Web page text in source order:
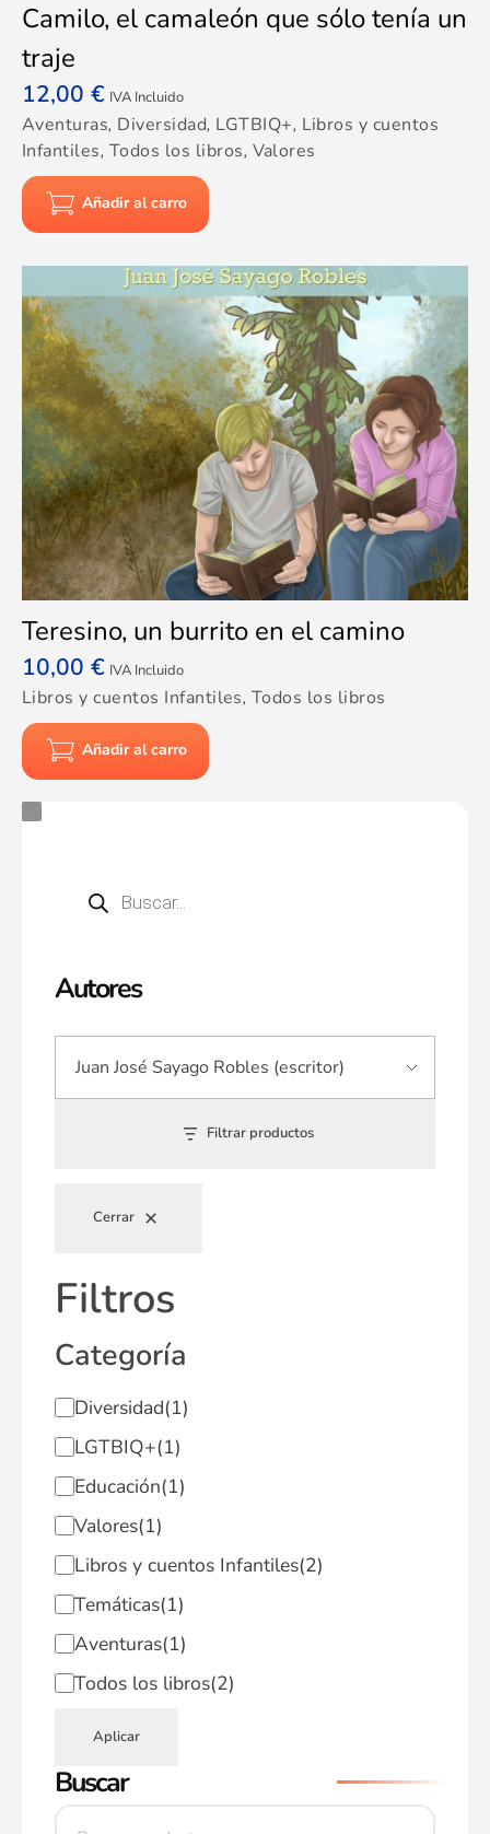
Autores
Filtrar productos
Cerrar
Filtros
Categoría
Diversidad(1)
LGTBIQ+(1)
Educación(1)
Valores(1)
Libros y cuentos Infantiles(2)
Temáticas(1)
Aventuras(1)
Todos los libros(2)
Aplicar
Buscar
Camilo, el camaleón que sólo tenía un
traje
12,00 € IVA Incluido
Aventuras, Diversidad, LGTBIQ+, Libros y cuentos
Infantiles, Todos los libros, Valores
Añadir al carro
Teresino, un burrito en el camino
10,00 € IVA Incluido
Libros y cuentos Infantiles, Todos los libros
Añadir al carro